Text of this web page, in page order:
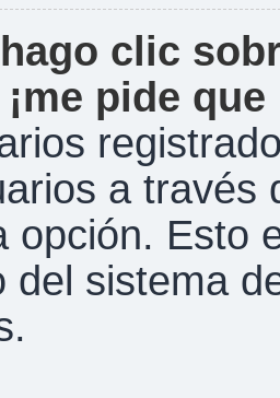
clic
pide
a través
opción. Esto
del sistema